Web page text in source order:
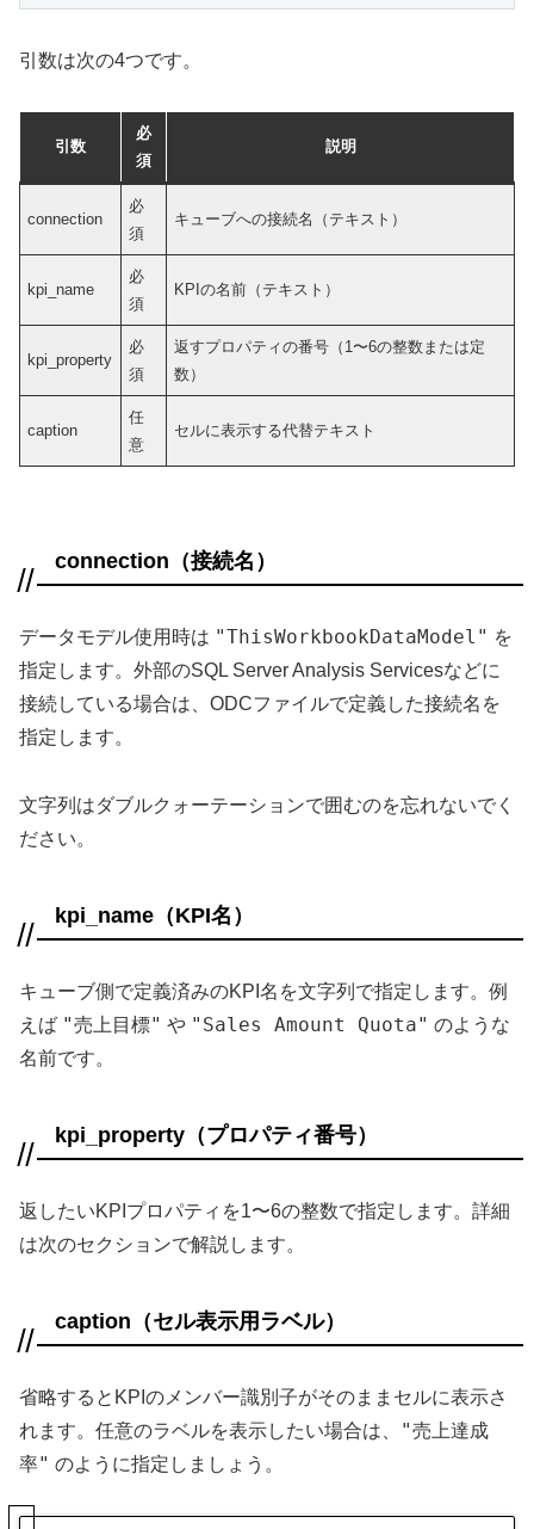
引数は次の4つです。
引数
必
須
説明
connection
必
須
キューブへの接続名（テキスト）
kpi_name
必
須
KPIの名前（テキスト）
kpi_property
必
須
返すプロパティの番号（1〜6の整数または定
数）
caption
任
意
セルに表示する代替テキスト
connection（接続名）
データモデル使用時は "ThisWorkbookDataModel" を
指定します。外部のSQL Server Analysis Servicesなどに
接続している場合は、ODCファイルで定義した接続名を
指定します。
文字列はダブルクォーテーションで囲むのを忘れないでく
ださい。
kpi_name（KPI名）
キューブ側で定義済みのKPI名を文字列で指定します。例
えば "売上目標" や "Sales Amount Quota" のような
名前です。
kpi_property（プロパティ番号）
返したいKPIプロパティを1〜6の整数で指定します。詳細
は次のセクションで解説します。
caption（セル表示用ラベル）
省略するとKPIのメンバー識別子がそのままセルに表示さ
れます。任意のラベルを表示したい場合は、
"売上達成
率" のように指定しましょう。